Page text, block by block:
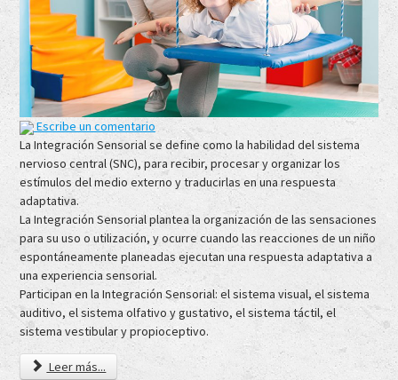
Escribe un comentario
La Integración Sensorial se define como la habilidad del sistema
nervioso central (SNC), para recibir, procesar y organizar los
estímulos del medio externo y traducirlas en una respuesta
adaptativa.
La Integración Sensorial plantea la organización de las sensaciones
para su uso o utilización, y ocurre cuando las reacciones de un niño
espontáneamente planeadas ejecutan una respuesta adaptativa a
una experiencia sensorial.
Participan en la Integración Sensorial: el sistema visual, el sistema
auditivo, el sistema olfativo y gustativo, el sistema táctil, el
sistema vestibular y propioceptivo.
Leer más...